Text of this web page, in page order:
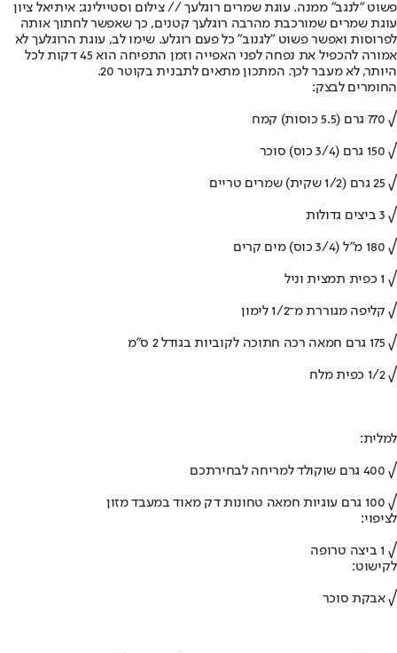
פשוט "לנגב" ממנה. עוגת שמרים רוגלעך // צילום וסטיילינג: איתיאל ציון
עוגת שמרים שמורכבת מהרבה רוגלעך קטנים, כך שאפשר לחתוך אותה
לפרוסות ואפשר פשוט "לגנוב" כל פעם רוגלע. שימו לב, עוגת הרוגלעך לא
אמורה להכפיל את נפחה לפני האפייה וזמן התפיחה הוא 45 דקות לכל
היותר, לא מעבר לכך. המתכון מתאים לתבנית בקוטר 20.
החומרים לבצק:
√ 770 גרם (5.5 כוסות) קמח
√ 150 גרם (3/4 כוס) סוכר
√ 25 גרם (1/2 שקית) שמרים טריים
√ 3 ביצים גדולות
√ 180 מ"ל (3/4 כוס) מים קרים
√ 1 כפית תמצית וניל
√ קליפה מגוררת מ־1/2 לימון
√ 175 גרם חמאה רכה חתוכה לקוביות בגודל 2 ס"מ
√ 1/2 כפית מלח
למלית:
√ 400 גרם שוקולד למריחה לבחירתכם
√ 100 גרם עוגיות חמאה טחונות דק מאוד במעבד מזון
לציפוי:
√ 1 ביצה טרופה
לקישוט:
√ אבקת סוכר